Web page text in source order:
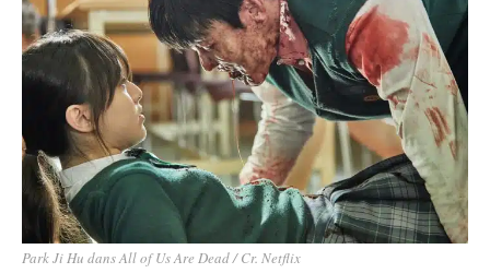
Park Ji Hu dans All of Us Are Dead / Cr. Netflix